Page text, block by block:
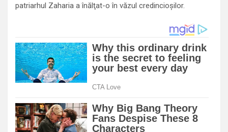
patriarhul Zaharia a înălţat-o în văzul credincioşilor.